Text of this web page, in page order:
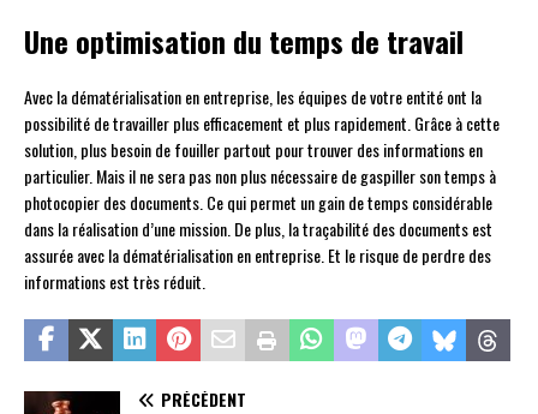
Une optimisation du temps de travail
Avec la dématérialisation en entreprise, les équipes de votre entité ont la
possibilité de travailler plus efficacement et plus rapidement. Grâce à cette
solution, plus besoin de fouiller partout pour trouver des informations en
particulier. Mais il ne sera pas non plus nécessaire de gaspiller son temps à
photocopier des documents. Ce qui permet un gain de temps considérable
dans la réalisation d’une mission. De plus, la traçabilité des documents est
assurée avec la dématérialisation en entreprise. Et le risque de perdre des
informations est très réduit.
PRÉCÉDENT